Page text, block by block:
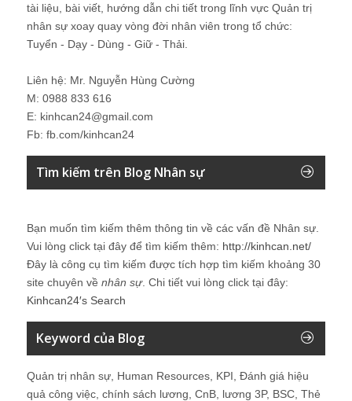
tài liệu, bài viết, hướng dẫn chi tiết trong lĩnh vực Quản trị
nhân sự xoay quay vòng đời nhân viên trong tổ chức:
Tuyển - Dạy - Dùng - Giữ - Thải.
Liên hệ: Mr. Nguyễn Hùng Cường
M: 0988 833 616
E: kinhcan24@gmail.com
Fb: fb.com/kinhcan24
Tìm kiếm trên Blog Nhân sự
Bạn muốn tìm kiếm thêm thông tin về các vấn đề Nhân sự
Vui lòng click tại đây để tìm kiếm thêm: http://kinhcan.net/
Đây là công cụ tìm kiếm được tích hợp tìm kiếm khoảng 30
site chuyên về nhân sự. Chi tiết vui lòng click tại đây:
Kinhcan24′s Search
Keyword của Blog
Quản trị nhân sự, Human Resources, KPI, Đánh giá hiệu
quả công việc, chính sách lương, CnB, lương 3P, BSC, Thẻ